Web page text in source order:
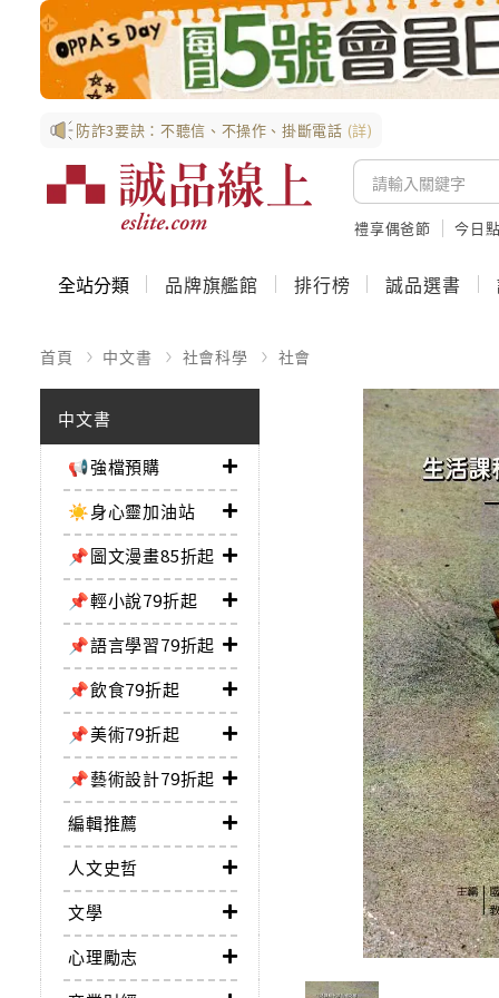
防詐3要訣：不聽信、不操作、掛斷電話 (詳)
禮享偶爸節 今日
全站分類 品牌旗艦館 排行榜 誠品選書
首頁 中文書 社會科學 社會
中文書
📢強檔預購
☀️身心靈加油站
📌圖文漫畫85折起
📌輕小說79折起
📌語言學習79折起
📌飲食79折起
📌美術79折起
📌藝術設計79折起
編輯推薦
人文史哲
文學
心理勵志